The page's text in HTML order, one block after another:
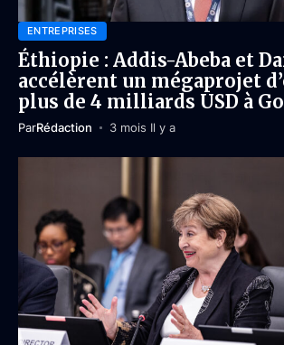
ENTREPRISES
Éthiopie : Addis-Abeba et
accélèrent un mégaprojet
plus de 4 milliards USD à
ParRédaction 3 mois Il y a